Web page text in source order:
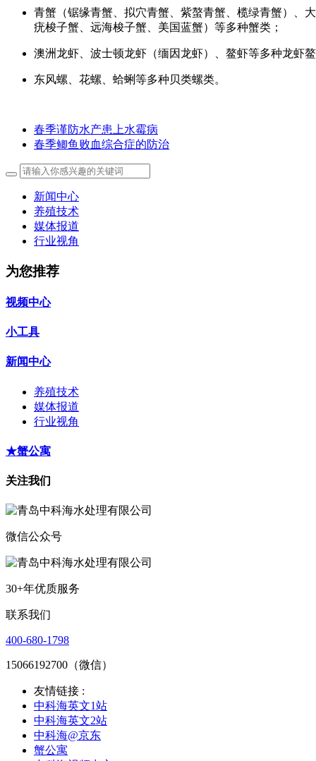
青蟹（锯缘青蟹、拟穴青蟹、紫螯青蟹、榄绿青蟹）、
疣梭子蟹、远海梭子蟹、美国蓝蟹）等多种蟹类；
澳洲龙虾、波士顿龙虾（缅因龙虾）、鳌虾等多种龙虾
东风螺、花螺、蛤蜊等多种贝类螺类。
春季谨防水产患上水霉病
春季鲫鱼败血综合症的防治
新闻中心
养殖技术
媒体报道
行业视角
为您推荐
视频中心
小工具
新闻中心
养殖技术
媒体报道
行业视角
★蟹公寓
关注我们
微信公众号
30+年优质服务
联系我们
400-680-1798
15066192700（微信）
友情链接 :
中科海英文1站
中科海英文2站
中科海@京东
蟹公寓